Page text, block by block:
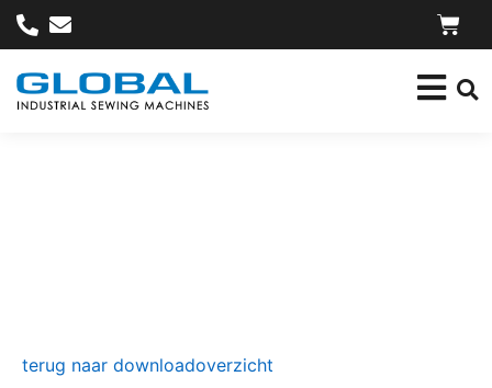
terug naar downloadoverzicht